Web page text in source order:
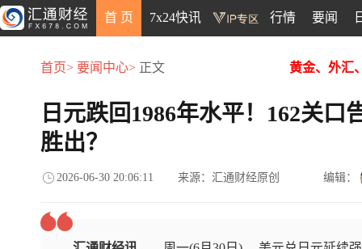
首 页 7x24快讯 行情 要闻
首页> 要闻中心> 正文 黄金、外汇
日元跌回1986年水平！162关
胜出？
2026-06-30 20:06:11 来源：汇通财经原创 编辑：